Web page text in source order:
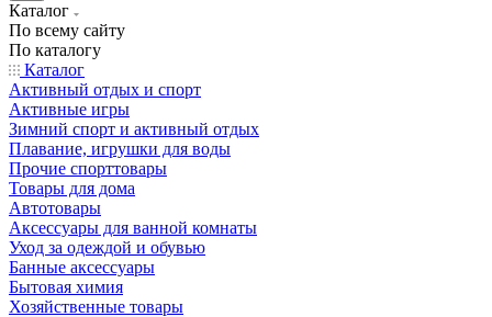
Каталог
По всему сайту
По каталогу
Каталог
Активный отдых и спорт
Активные игры
Зимний спорт и активный отдых
Плавание, игрушки для воды
Прочие спорттовары
Товары для дома
Автотовары
Аксессуары для ванной комнаты
Уход за одеждой и обувью
Банные аксессуары
Бытовая химия
Хозяйственные товары